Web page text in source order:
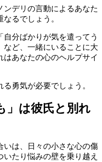
デリの言動によるあなた
るでしょう。
自分ばかりが気を遣ってう
など、一緒にいることに大
はあなたの心のヘルプサイ
勇気が必要でしょう。
」は彼氏と別れ
いは、日々の小さな心の傷
たり悩みの壁を乗り越え